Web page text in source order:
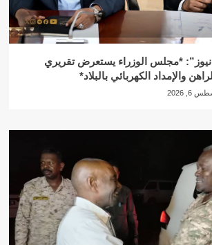
نيوز”: *مجلس الوزراء يستعرض تقريري
والإمداد الكهربائي بالبلاد*
6, 2026